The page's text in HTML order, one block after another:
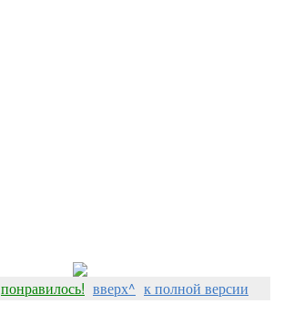
понравилось! вверх^ к полной версии